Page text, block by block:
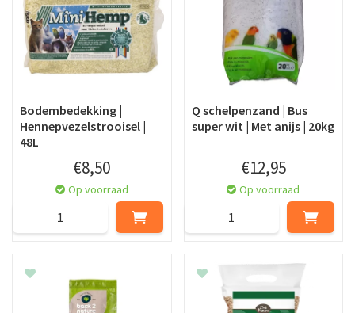
Bodembedekking |
Hennepvezelstrooisel |
48L
€8,50
Op voorraad
Q schelpenzand | Bus
super wit | Met anijs | 20kg
€12,95
Op voorraad